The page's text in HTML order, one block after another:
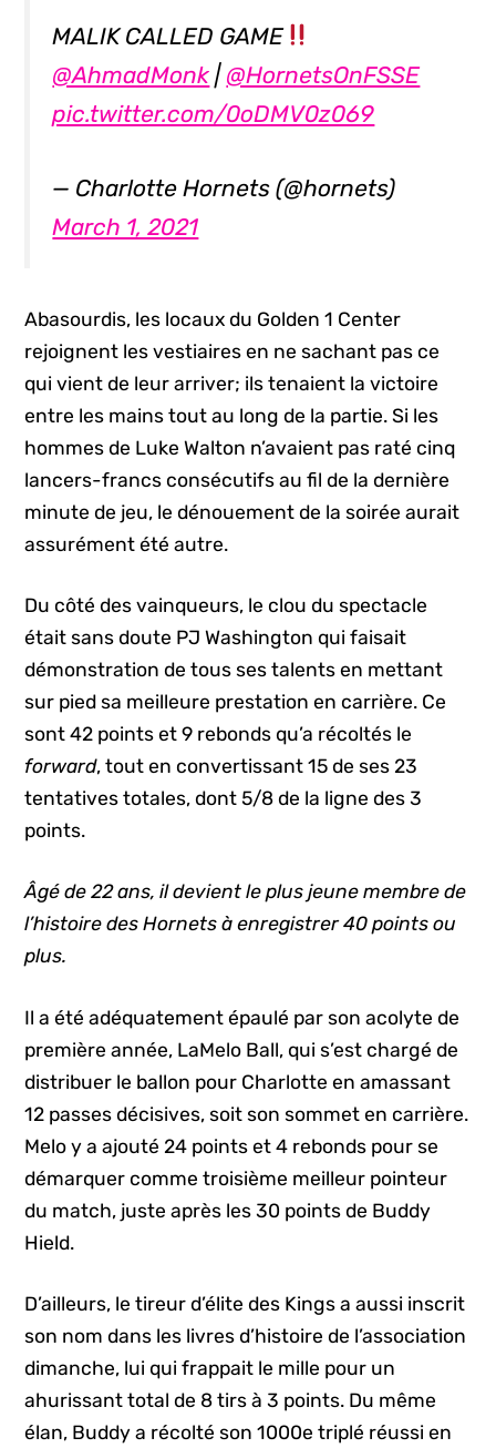
MALIK CALLED GAME
@AhmadMonk | @HornetsOnFSSE
pic.twitter.com/0oDMV0z069
— Charlotte Hornets (@hornets)
March 1, 2021
Abasourdis, les locaux du Golden 1 Center
rejoignent les vestiaires en ne sachant pas ce
qui vient de leur arriver; ils tenaient la victoire
entre les mains tout au long de la partie. Si les
hommes de Luke Walton n’avaient pas raté cinq
lancers-francs consécutifs au fil de la dernière
minute de jeu, le dénouement de la soirée aurait
assurément été autre.
Du côté des vainqueurs, le clou du spectacle
était sans doute PJ Washington qui faisait
démonstration de tous ses talents en mettant
sur pied sa meilleure prestation en carrière. Ce
sont 42 points et 9 rebonds qu’a récoltés le
forward, tout en convertissant 15 de ses 23
tentatives totales, dont 5/8 de la ligne des 3
points.
Âgé de 22 ans, il devient le plus jeune membre de
l’histoire des Hornets à enregistrer 40 points ou
plus.
Il a été adéquatement épaulé par son acolyte de
première année, LaMelo Ball, qui s’est chargé de
distribuer le ballon pour Charlotte en amassant
12 passes décisives, soit son sommet en carrière.
Melo y a ajouté 24 points et 4 rebonds pour se
démarquer comme troisième meilleur pointeur
du match, juste après les 30 points de Buddy
Hield.
D’ailleurs, le tireur d’élite des Kings a aussi inscrit
son nom dans les livres d’histoire de l’association
dimanche, lui qui frappait le mille pour un
ahurissant total de 8 tirs à 3 points. Du même
élan, Buddy a récolté son 1000e triplé réussi en